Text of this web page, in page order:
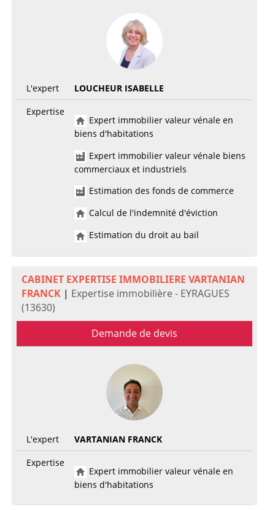
L'expert
LOUCHEUR ISABELLE
Expertise
Expert immobilier valeur vénale en
biens d'habitations
Expert immobilier valeur vénale biens
commerciaux et industriels
Estimation des fonds de commerce
Calcul de l'indemnité d'éviction
Estimation du droit au bail
CABINET EXPERTISE IMMOBILIERE VARTANIAN
FRANCK| Expertise immobilière - EYRAGUES
(13630)
Demande de devis
L'expert
VARTANIAN FRANCK
Expertise
Expert immobilier valeur vénale en
biens d'habitations